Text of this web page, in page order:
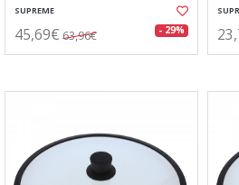
SUPREME
45,69€ 63,96€ - 29%